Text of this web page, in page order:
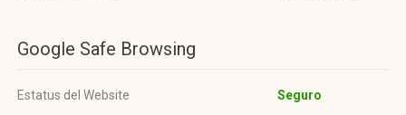
Google Safe Browsing
Estatus del Website Seguro